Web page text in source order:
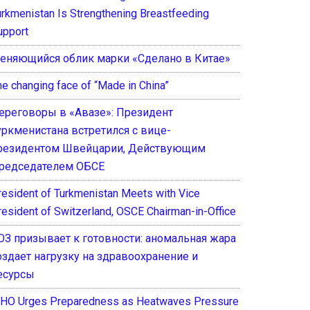
Is Strengthening Breastfeeding
облик марки «Сделано в Китае»
changing face of “Made in China”
в «Авазе»: Президент
встретился с вице-
Швейцарии, Действующим
ОБСЕ
of Turkmenistan Meets with Vice
of Switzerland, OSCE Chairman-in-Office
призывает к готовности: аномальная жара
нагрузку на здравоохранение и
Urges Preparedness as Heatwaves Pressure